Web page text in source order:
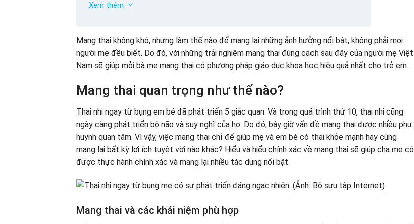
Áp dụng những trải nghiệm trên, người mẹ cần lưu ý gì để đạt được hiệu quả tốt nhất?
Xem thêm
Mang thai không khó, nhưng làm thế nào để mang lại những ảnh hưởng nổi bật, không phải mọi
người mẹ đều biết. Do đó, với những trải nghiệm mang thai đúng cách sau đây của người mẹ Việt
Nam sẽ giúp mỗi bà mẹ mang thai có phương pháp giáo dục khoa học hiệu quả nhất cho trẻ em.
Mang thai quan trọng như thế nào?
Thai nhi ngay từ bụng em bé đã phát triển 5 giác quan. Và trong quá trình thứ 10, thai nhi cũng
ngày càng phát triển bộ não và suy nghĩ của họ. Do đó, bây giờ vấn đề mang thai được nhiều phụ
huynh quan tâm. Vì vậy, việc mang thai chỉ để giúp mẹ và em bé có thai khỏe mạnh hay cũng
mang lại bất kỳ lợi ích tuyệt vời nào khác? Hiểu và hiểu chính xác về mang thai sẽ giúp cha mẹ có
được thực hành chính xác và mang lại nhiều tác dụng nổi bật.
Mang thai và các khái niệm phù hợp